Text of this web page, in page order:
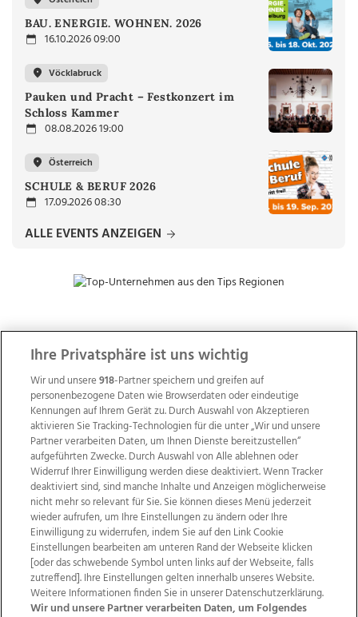
BAU. ENERGIE. WOHNEN. 2026
16.10.2026 09:00
Vöcklabruck
Pauken und Pracht – Festkonzert im
Schloss Kammer
08.08.2026 19:00
Österreich
SCHULE & BERUF 2026
17.09.2026 08:30
ALLE EVENTS ANZEIGEN
ZUR NACHRICHTENÜBERSICHT
Wir über uns Mediadaten Kontakt
Jobs
Datenschutz
Impressum
AGB Anzeigekunden
AGB Website
Ehrenkodex Politische Werbung
Ihre Privatsphäre ist uns wichtig
Wir und unsere918-Partner speichern und greifen auf
personenbezogene Daten wie Browserdaten oder eindeutige
Kennungen auf Ihrem Gerät zu. Durch Auswahl von Akzeptieren
aktivieren Sie Tracking-Technologien für die unter „Wir und unsere
Partner verarbeiten Daten, um Ihnen Dienste bereitzustellen“
aufgeführten Zwecke. Durch Auswahl von Alle ablehnen oder
Widerruf Ihrer Einwilligung werden diese deaktiviert. Wenn Tracker
deaktiviert sind, sind manche Inhalte und Anzeigen möglicherweise
nicht mehr so relevant für Sie. Sie können dieses Menü jederzeit
wieder aufrufen, um Ihre Einstellungen zu ändern oder Ihre
Einwilligung zu widerrufen, indem Sie auf den Link Cookie
Einstellungen bearbeiten am unteren Rand der Webseite klicken
[oder das schwebende Symbol unten links auf der Webseite, falls
zutreffend]. Ihre Einstellungen gelten innerhalb unseres Website.
Weitere Informationen finden Sie in unserer Datenschutzerklärung.
Wir und unsere Partner verarbeiten Daten, um Folgendes